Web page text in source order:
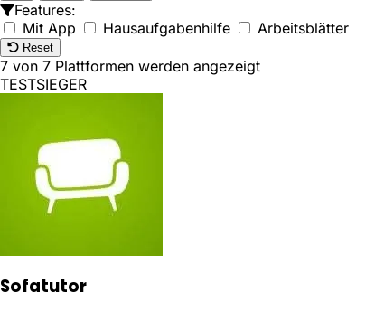
Features:
Mit App
Hausaufgabenhilfe Arbeitsblätter
Reset
7 von 7 Plattformen werden angezeigt
TESTSIEGER
Sofatutor